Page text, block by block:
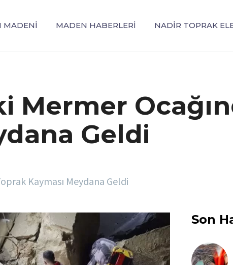
MADENI MADEN HABERLERI NADIR TOPRAK
Mermer
Geldi
Kayması Meydana Geldi
Son